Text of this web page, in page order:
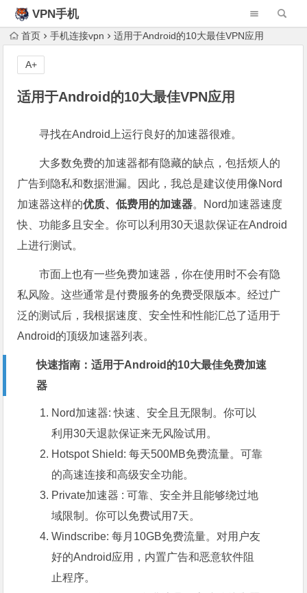
VPN手机
首页 手机连接vpn 适用于Android的10大最佳VPN应用
适用于Android的10大最佳VPN应用
A+
寻找在Android上运行良好的加速器很难。
大多数免费的加速器都有隐藏的缺点，包括烦人的
广告到隐私和数据泄漏。因此，我总是建议使用像Nord
加速器这样的优质、低费用的加速器。Nord加速器速度
快、功能多且安全。你可以利用30天退款保证在Android
上进行测试。
市面上也有一些免费加速器，你在使用时不会有隐
私风险。这些通常是付费服务的免费受限版本。经过广
泛的测试后，我根据速度、安全性和性能汇总了适用于
Android的顶级加速器列表。
快速指南：适用于Android的10大最佳免费加速
器
Nord加速器: 快速、安全且无限制。你可以
利用30天退款保证来无风险试用。
Hotspot Shield: 每天500MB免费流量。可靠
的高速连接和高级安全功能。
Private加速器 : 可靠、安全并且能够绕过地
域限制。你可以免费试用7天。
Windscribe: 每月10GB免费流量。对用户友
好的Android应用，内置广告和恶意软件阻
止程序。